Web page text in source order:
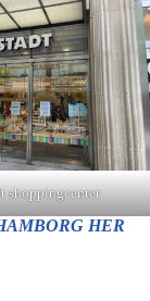
shoppingcenter
HER